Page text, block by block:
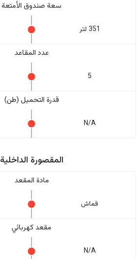
سعة صندوق الأمتعة
351 لتر
عدد المقاعد
5
قدرة التحميل (طن)
N/A
المقصورة الداخلية
مادة المقعد
قماش
مقعد كهربائي
N/A